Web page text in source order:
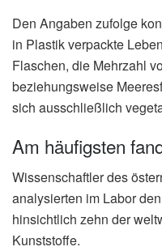
Den Angaben zufolge
in Plastik verpackte
Flaschen, die Mehrzahl
beziehungsweise
sich ausschließlich
Am häufigsten
Wissenschaftler des
analysierten im Labor
hinsichtlich zehn der
Kunststoffe.